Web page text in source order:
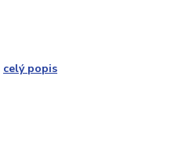
celý popis